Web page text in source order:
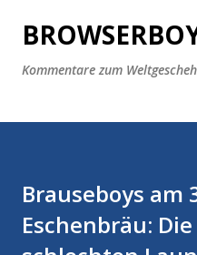
Direkt zum
Kommentare zum
Brauseboys am
Eschenbräu: